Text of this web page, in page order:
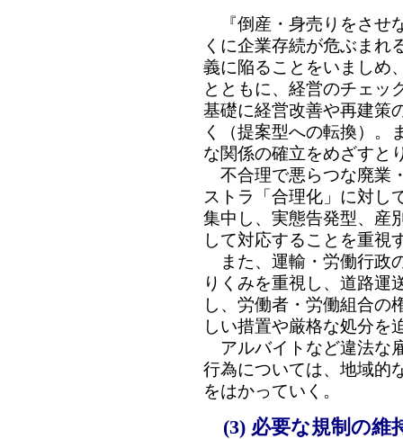
『倒産・身売りをさせ
くに企業存続が危ぶまれ
義に陥ることをいましめ
とともに、経営のチェッ
基礎に経営改善や再建策
く（提案型への転換）。
な関係の確立をめざすと
不合理で悪らつな廃業
ストラ「合理化」に対し
集中し、実態告発型、産
して対応することを重視
また、運輸・労働行政
りくみを重視し、道路運
し、労働者・労働組合の
しい措置や厳格な処分を
アルバイトなど違法な
行為については、地域的
をはかっていく。
(3) 必要な規制の維